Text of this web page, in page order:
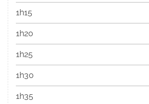
1h15
1h20
1h25
1h30
1h35